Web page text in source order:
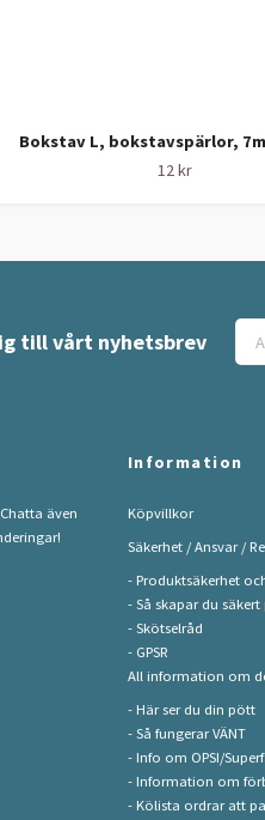
Bokstav L, bokstavspärlor,
12 kr
till vårt nyhetsbrev
även
Information
Köpvillkor
Säkerhet / Ansvar /
- Produktsäkerhet
- Så skapar du
- Skötselråd
- GPSR
All information om
- Här ser du din pött
- Så fungerar VÄNT
- Info om OPSI/
- Information om
- Kölista ordrar att